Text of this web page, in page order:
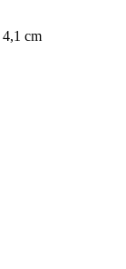
4,1 cm